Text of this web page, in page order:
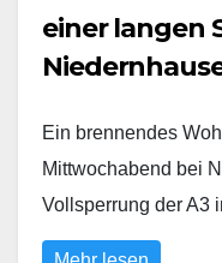
einer langen
Ein brennendes
Mittwochabend bei
Vollsperrung der A3